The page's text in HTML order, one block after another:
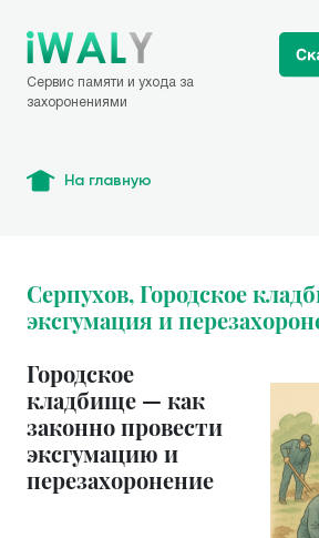
Сервис памяти и ухода за
захоронениями
На главную
Серпухов, Городское
эксгумация и
Городское
кладбище — как
законно провести
эксгумацию и
перезахоронение